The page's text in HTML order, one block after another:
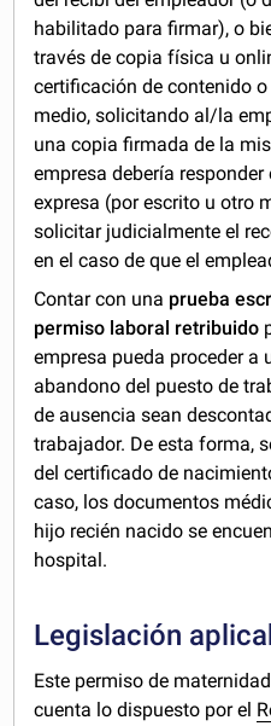
habilitado para firmar), o
través de copia física u
certificación de contenido
medio, solicitando al/la
una copia firmada de la
empresa debería
expresa (por escrito u otro
solicitar judicialmente el
en el caso de que el
Contar con una prueba
permiso laboral retribuido
empresa pueda proceder
abandono del puesto de
de ausencia sean
trabajador. De esta forma,
del certificado de
caso, los documentos
hijo recién nacido se
hospital.
Legislación
Este permiso de
cuenta lo dispuesto por el